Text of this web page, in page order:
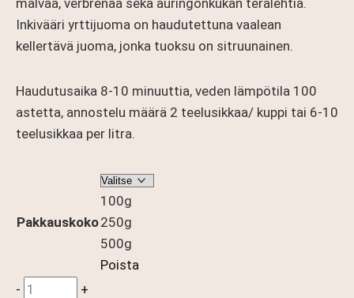
malvaa, verbrenaa sekä auringonkukan terälehtiä.
Inkivääri yrttijuoma on haudutettuna vaalean
kellertävä juoma, jonka tuoksu on sitruunainen.
Haudutusaika 8-10 minuuttia, veden lämpötila 100
astetta, annostelu määrä 2 teelusikkaa/ kuppi tai 6-10
teelusikkaa per litra.
Pakkauskoko
100g
250g
500g
Poista
- Inkivääri
+